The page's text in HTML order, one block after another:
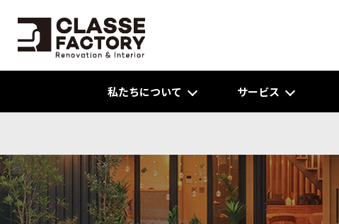
私たちについて サービス